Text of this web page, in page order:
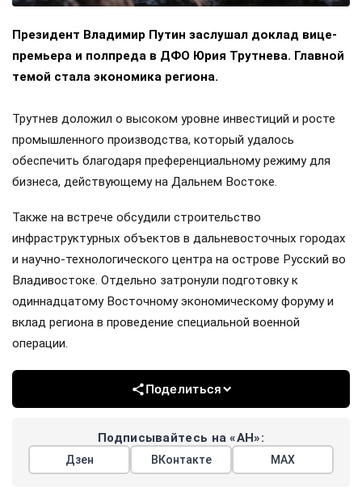
Президент Владимир Путин заслушал доклад вице-
премьера и полпреда в ДФО Юрия Трутнева. Главной
темой стала экономика региона.
Трутнев доложил о высоком уровне инвестиций и росте
промышленного производства, который удалось
обеспечить благодаря преференциальному режиму для
бизнеса, действующему на Дальнем Востоке.
Также на встрече обсудили строительство
инфраструктурных объектов в дальневосточных городах
и научно-технологического центра на острове Русский во
Владивостоке. Отдельно затронули подготовку к
одиннадцатому Восточному экономическому форуму и
вклад региона в проведение специальной военной
операции.
Поделиться
Подписывайтесь на «АН»:
Дзен ВКонтакте МАХ